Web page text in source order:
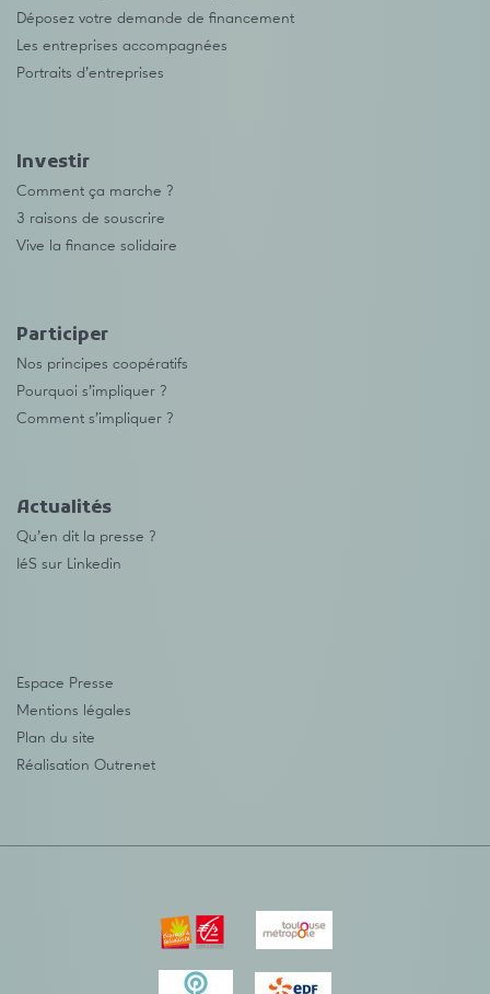
Déposez votre demande de financement
Les entreprises accompagnées
Portraits d’entreprises
Investir
Comment ça marche ?
3 raisons de souscrire
Vive la finance solidaire
Participer
Nos principes coopératifs
Pourquoi s’impliquer ?
Comment s’impliquer ?
Actualités
Qu’en dit la presse ?
IéS sur Linkedin
Espace Presse
Mentions légales
Plan du site
Réalisation Outrenet